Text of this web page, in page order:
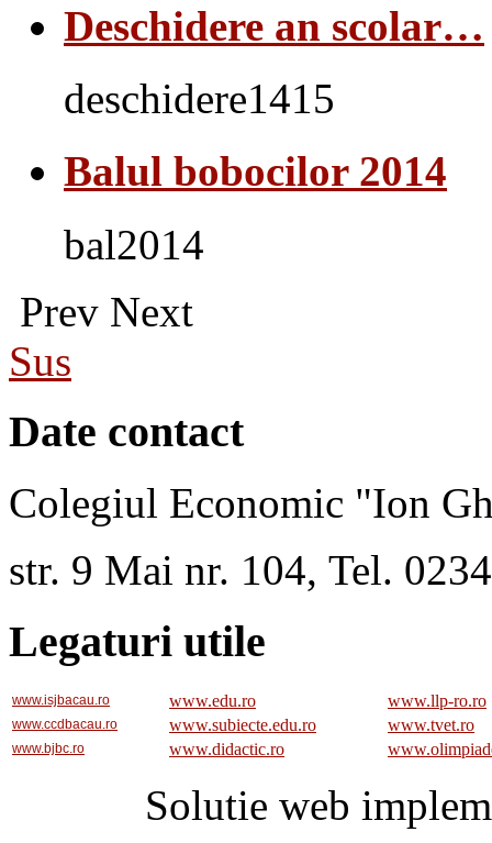
Deschidere an scolar…
deschidere1415
Balul bobocilor 2014
bal2014
Prev Next
Sus
Date contact
Colegiul Economic "Ion
str. 9 Mai nr. 104, Tel.
Legaturi utile
www.isjbacau.ro www.edu.ro www.llp-ro.ro
www.ccdbacau.ro www.subiecte.edu.ro www.tvet.ro
www.bjbc.ro www.didactic.ro
Solutie web